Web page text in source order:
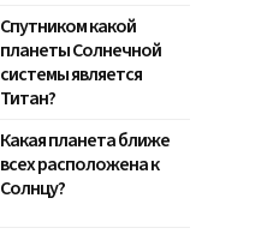
Спутником какой
планеты Солнечной
системы является
Титан?
Какая планета ближе
всех расположена к
Солнцу?